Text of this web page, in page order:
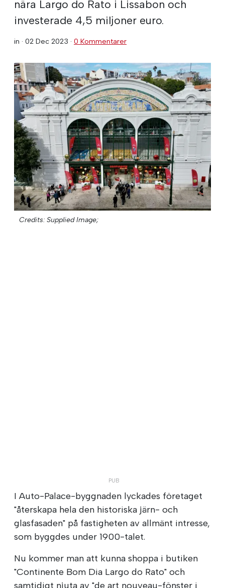
nära Largo do Rato i Lissabon och
investerade 4,5 miljoner euro.
in · 02 Dec 2023 · 0 Kommentarer
Credits: Supplied Image;
I Auto-Palace-byggnaden lyckades företaget
"återskapa hela den historiska järn- och
glasfasaden" på fastigheten av allmänt intresse,
som byggdes under 1900-talet.
Nu kommer man att kunna shoppa i butiken
"Continente Bom Dia Largo do Rato" och
samtidigt njuta av "de art nouveau-fönster i